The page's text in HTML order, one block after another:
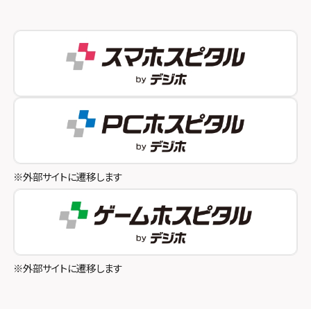
スマホスピタル 自由が丘
スマホスピタルオリナス錦糸町
スマホスピタル テルル成増
スマホスピタル池袋
スマホスピタル八王子
スマホスピタル町田
スマホスピタル吉祥寺
スマホスピタル立川
スマホスピタル by デジホ 姫路キャスパ
スマホスピタル伊丹
スマホスピタル奈良生駒
スマホスピタル和歌山
※外部サイトに遷移します
※外部サイトに遷移します